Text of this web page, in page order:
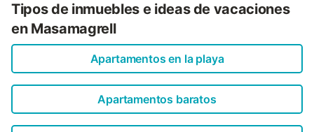
Tipos de inmuebles e ideas de vacaciones
en Masamagrell
Apartamentos en la playa
Apartamentos baratos